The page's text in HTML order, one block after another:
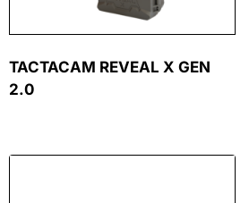
TACTACAM REVEAL X GEN
2.0